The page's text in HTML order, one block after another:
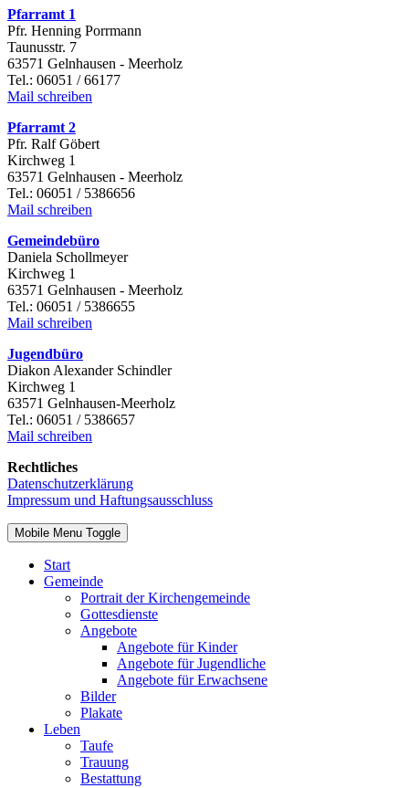
Pfarramt 1
Pfr. Henning Porrmann
Taunusstr. 7
63571 Gelnhausen - Meerholz
Tel.: 06051 / 66177
Mail schreiben
Pfarramt 2
Pfr. Ralf Göbert
Kirchweg 1
63571 Gelnhausen - Meerholz
Tel.: 06051 / 5386656
Mail schreiben
Gemeindebüro
Daniela Schollmeyer
Kirchweg 1
63571 Gelnhausen - Meerholz
Tel.: 06051 / 5386655
Mail schreiben
Jugendbüro
Diakon Alexander Schindler
Kirchweg 1
63571 Gelnhausen-Meerholz
Tel.: 06051 / 5386657
Mail schreiben
Rechtliches
Datenschutzerklärung
Impressum und Haftungsausschluss
Mobile Menu Toggle
Start
Gemeinde
Portrait der Kirchengemeinde
Gottesdienste
Angebote
Angebote für Kinder
Angebote für Jugendliche
Angebote für Erwachsene
Bilder
Plakate
Leben
Taufe
Trauung
Bestattung